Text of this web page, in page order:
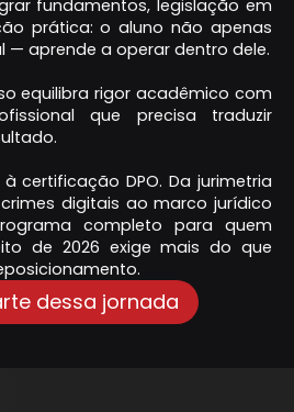
fundamentos, legislação em
prática: o aluno não apenas
— aprende a operar dentro dele.
equilibra rigor acadêmico com
que precisa traduzir
certificação DPO. Da jurimetria
digitais ao marco jurídico
completo para quem
de 2026 exige mais do que
dessa jornada